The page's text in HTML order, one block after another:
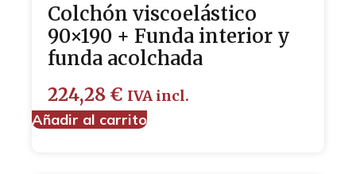
Colchón viscoelástico
90×190 + Funda interior y
funda acolchada
224,28 € IVA incl.
Añadir al carrito